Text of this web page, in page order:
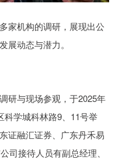
家机构的调研，展现出公
展动态与潜力。
研与现场参观，于2025年
科学城科林路9、11号举
证融汇证券、广东丹禾易
司接待人员有副总经理、